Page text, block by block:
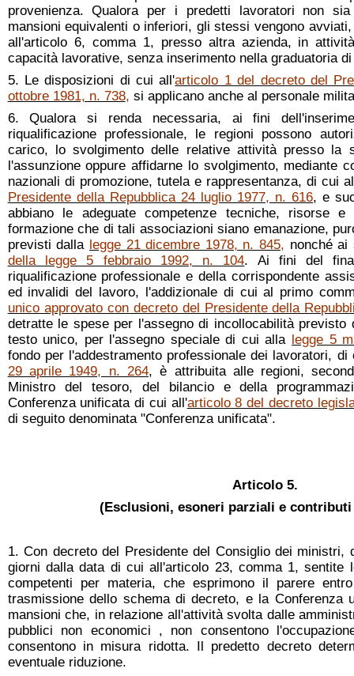
provenienza. Qualora per i predetti lavoratori non
mansioni equivalenti o inferiori, gli stessi vengono
all'articolo 6, comma 1, presso altra azienda, in
capacità lavorative, senza inserimento nella graduatoria
5. Le disposizioni di cui all'articolo 1 del decreto del
ottobre 1981, n. 738, si applicano anche al personale
6. Qualora si renda necessaria, ai fini
riqualificazione professionale, le regioni possono
carico, lo svolgimento delle relative attività presso la
l'assunzione oppure affidarne lo svolgimento, mediante
nazionali di promozione, tutela e rappresentanza, di cui
Presidente della Repubblica 24 luglio 1977, n. 616, e
abbiano le adeguate competenze tecniche, risorse
formazione che di tali associazioni siano emanazione,
previsti dalla legge 21 dicembre 1978, n. 845, nonché
della legge 5 febbraio 1992, n. 104. Ai fini del
riqualificazione professionale e della corrispondente
ed invalidi del lavoro, l'addizionale di cui al primo
unico approvato con decreto del Presidente della
detratte le spese per l'assegno di incollocabilità previsto
testo unico, per l'assegno speciale di cui alla legge 5
fondo per l'addestramento professionale dei lavoratori, di
29 aprile 1949, n. 264, è attribuita alle regioni,
Ministro del tesoro, del bilancio e della
Conferenza unificata di cui all'articolo 8 del decreto
di seguito denominata "Conferenza unificata".
Articolo 5.
(Esclusioni, esoneri parziali e
1. Con decreto del Presidente del Consiglio dei ministri,
giorni dalla data di cui all'articolo 23, comma 1, sentite
competenti per materia, che esprimono il parere
trasmissione dello schema di decreto, e la Conferenza
mansioni che, in relazione all'attività svolta dalle
pubblici non economici , non consentono
consentono in misura ridotta. Il predetto decreto
eventuale riduzione.